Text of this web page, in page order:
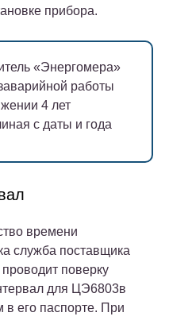
прибора.
«Энергомера»
работы
4 лет
с даты и года
времени
служба поставщика
поверку
для ЦЭ6803в
в его паспорте. При